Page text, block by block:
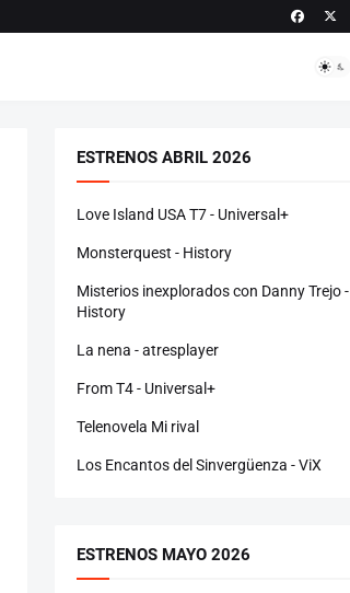
ESTRENOS ABRIL 2026
Love Island USA T7 - Universal+
Monsterquest - History
Misterios inexplorados con Danny Trejo -
History
La nena - atresplayer
From T4 - Universal+
Telenovela Mi rival
Los Encantos del Sinvergüenza - ViX
ESTRENOS MAYO 2026